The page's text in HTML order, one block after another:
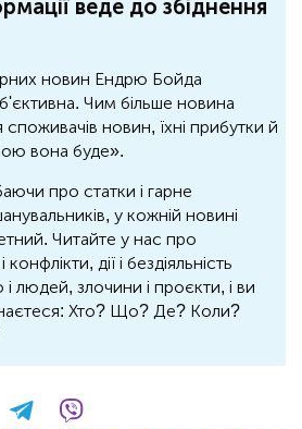
веде до збіднення
новин Ендрю Бойда
Чим більше новина
новин, їхні прибутки й
вона буде».
про статки і гарне
у кожній новині
Читайте у нас про
конфлікти, дії і бездіяльність
людей, злочини і проєкти, і ви
Хто? Що? Де? Коли?